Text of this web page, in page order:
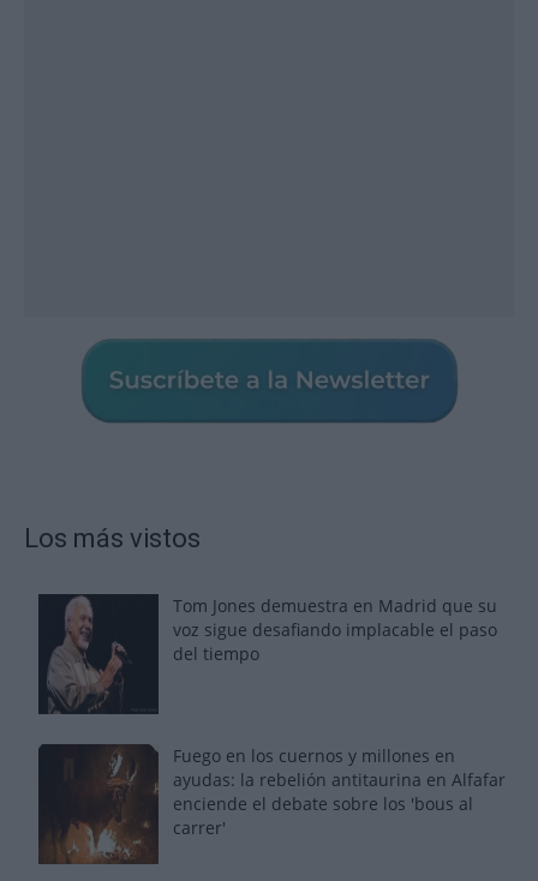
Los más vistos
Tom Jones demuestra en Madrid que su
voz sigue desafiando implacable el paso
del tiempo
Fuego en los cuernos y millones en
ayudas: la rebelión antitaurina en Alfafar
enciende el debate sobre los 'bous al
carrer'